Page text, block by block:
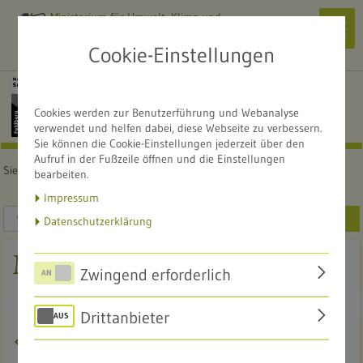
Ministerium für Umwelt, Klima und
Alle Naturschutzzentren
Südschwarzwald
Sie sind hier: Startseite
Mediathek
Cookie-Einstellungen
Cookies werden zur Benutzerführung und Webanalyse
verwendet und helfen dabei, diese Webseite zu verbessern.
Sie können die Cookie-Einstellungen jederzeit über den
Aufruf in der Fußzeile öffnen und die Einstellungen
bearbeiten.
Impressum
Datenschutzerklärung
Zwingend erforderlich
Drittanbieter